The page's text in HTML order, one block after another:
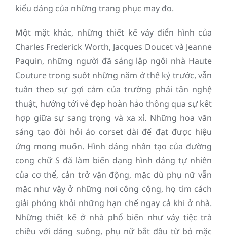
kiểu dáng của những trang phục may đo.
Một mặt khác, những thiết kế váy điển hình của
Charles Frederick Worth, Jacques Doucet và Jeanne
Paquin, những người đã sáng lập ngôi nhà Haute
Couture trong suốt những năm ở thế kỷ trước, vẫn
tuân theo sự gợi cảm của trường phái tân nghệ
thuật, hướng tới vẻ đẹp hoàn hảo thông qua sự kết
hợp giữa sự sang trọng và xa xỉ. Những hoa văn
sáng tạo đòi hỏi áo corset dài để đạt được hiệu
ứng mong muốn. Hình dáng nhân tạo của đường
cong chữ S đã làm biến dạng hình dáng tự nhiên
của cơ thể, cản trở vận động, mặc dù phụ nữ vẫn
mặc như vậy ở những nơi công cộng, họ tìm cách
giải phóng khỏi những hạn chế ngay cả khi ở nhà.
Những thiết kế ở nhà phổ biến như váy tiệc trà
chiều với dáng suông, phụ nữ bắt đầu từ bỏ mặc